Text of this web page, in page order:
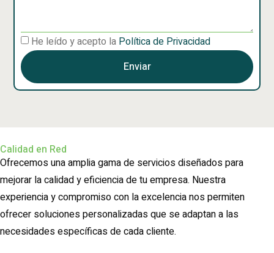
He leído y acepto la Política de Privacidad
Enviar
Calidad en Red
Ofrecemos una amplia gama de servicios diseñados para
mejorar la calidad y eficiencia de tu empresa. Nuestra
experiencia y compromiso con la excelencia nos permiten
ofrecer soluciones personalizadas que se adaptan a las
necesidades específicas de cada cliente.